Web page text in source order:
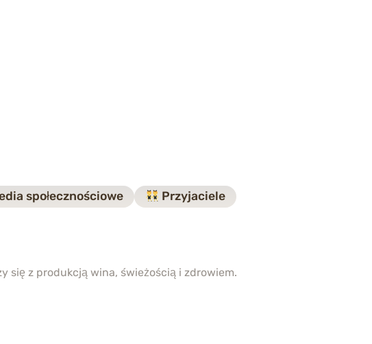
społecznościowe
Przyjaciele
się z produkcją wina, świeżością i zdrowiem.